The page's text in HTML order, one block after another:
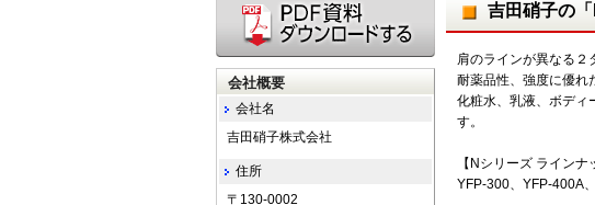
吉田硝子の
肩のラインが異なる２
耐薬品性、強度に優れ
化粧水、乳液、ボディ
す。
【Nシリーズ ラインナ
YFP-300、YFP-400A
会社概要
会社名
吉田硝子株式会社
住所
〒130-0002